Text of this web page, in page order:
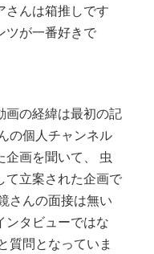
さんは箱推しです
ツが一番好きで
画の経緯は最初の記
の個人チャンネル
企画を聞いて、 虫
て立案された企画で
さんの面接は無い
ンタビューではな
質問となっていま